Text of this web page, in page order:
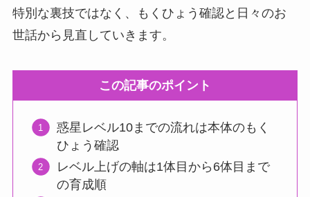
特別な裏技ではなく、もくひょう確認と日々のお
世話から見直していきます。
この記事のポイント
惑星レベル10までの流れは本体のもく
ひょう確認
レベル上げの軸は1体目から6体目まで
の育成順